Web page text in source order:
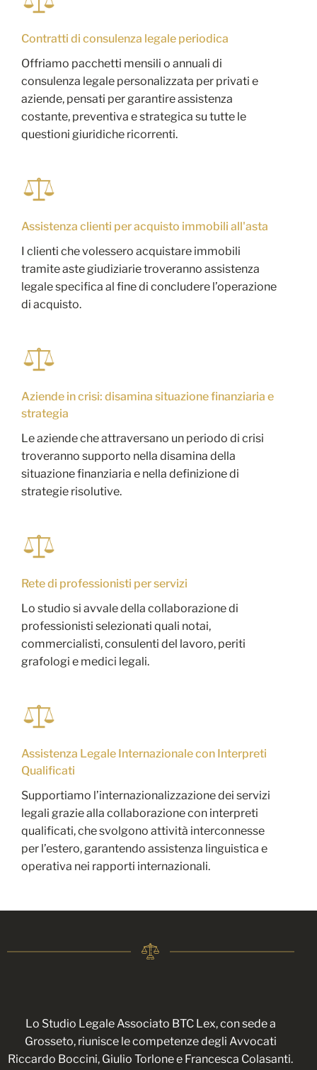
Contratti di consulenza legale periodica
Offriamo pacchetti mensili o annuali di
consulenza legale personalizzata per privati e
aziende, pensati per garantire assistenza
costante, preventiva e strategica su tutte le
questioni giuridiche ricorrenti.
Assistenza clienti per acquisto immobili all'asta
I clienti che volessero acquistare immobili
tramite aste giudiziarie troveranno assistenza
legale specifica al fine di concludere l’operazione
di acquisto.
Aziende in crisi: disamina situazione finanziaria e
strategia
Le aziende che attraversano un periodo di crisi
troveranno supporto nella disamina della
situazione finanziaria e nella definizione di
strategie risolutive.
Rete di professionisti per servizi
Lo studio si avvale della collaborazione di
professionisti selezionati quali notai,
commercialisti, consulenti del lavoro, periti
grafologi e medici legali.
Assistenza Legale Internazionale con Interpreti
Qualificati
Supportiamo l’internazionalizzazione dei servizi
legali grazie alla collaborazione con interpreti
qualificati, che svolgono attività interconnesse
per l’estero, garantendo assistenza linguistica e
operativa nei rapporti internazionali.
Lo Studio Legale Associato BTC Lex, con sede a
Grosseto, riunisce le competenze degli Avvocati
Riccardo Boccini, Giulio Torlone e Francesca Colasanti.